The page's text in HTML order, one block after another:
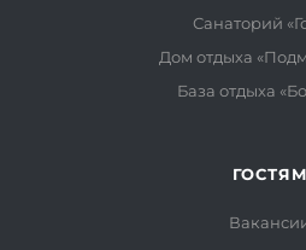
Санаторий
Дом отдыха
База отдыха
ГОСТЯМ